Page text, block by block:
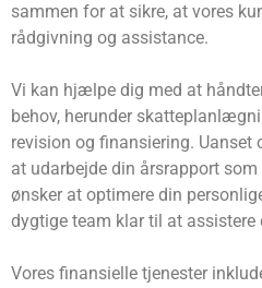
sammen for at sikre, at vores
rådgivning og assistance.
Vi kan hjælpe dig med at
behov, herunder
revision og finansiering.
at udarbejde din årsrapport
ønsker at optimere din
dygtige team klar til at assistere
Vores finansielle tjenester